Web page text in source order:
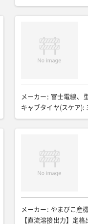
全長(mm): 689 全幅
騒音値LwA(dB): 87
メーカー : 富士電線
キャブタイヤ(スケア):
メーカー : やまびこ産
【直流溶接出力】定格